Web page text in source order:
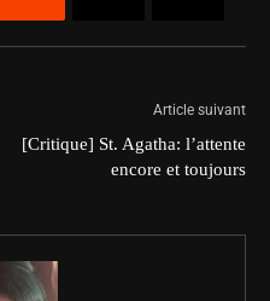
Article suivant
[Critique] St. Agatha: l’attente
encore et toujours